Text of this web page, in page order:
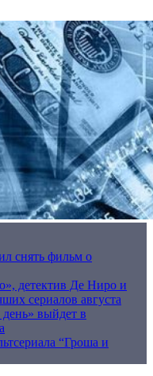
снять фильм о
детектив Де Ниро и
сериалов августа
выйдет в
“Гроша и